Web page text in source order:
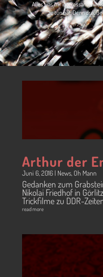
Alles was mir
zu tun hat. Denn
Arthur der
Juni 6, 2016| News, Oh Mann
Gedanken zum
Nikolai Friedhof in
Trickfilme zu DDR-
read more